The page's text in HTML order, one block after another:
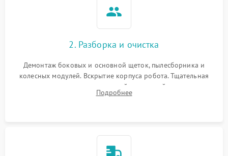
2. Разборка и очистка
Демонтаж боковых и основной щеток, пылесборника и
колесных модулей. Вскрытие корпуса робота. Тщательная
очистка внутренних полостей, шестерней и плат от
скопившейся пыли, волос и шерсти животных с
Подробнее